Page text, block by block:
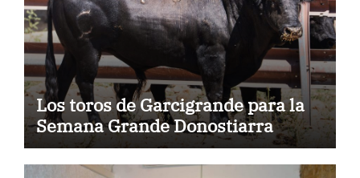
Los toros de Garcigrande para la
Semana Grande Donostiarra